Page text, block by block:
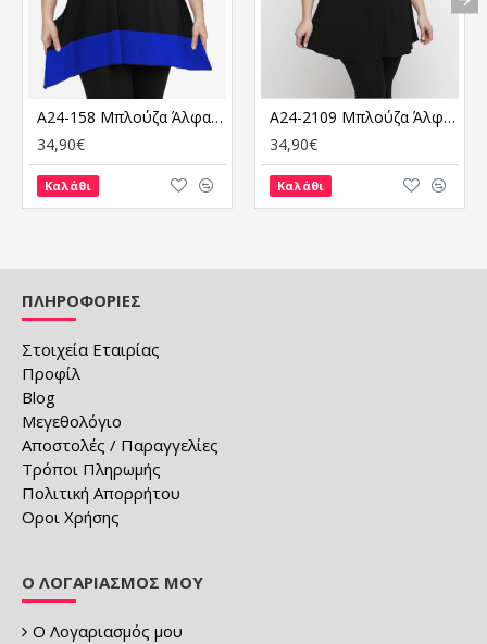
A24-158 Μπλούζα Άλφα με Καρδιά - Μπλε Ρουά
34,90€
Καλάθι
A24-2109 Μπλούζα Άλφα Λούρεξ - Φούξια
34,90€
Καλάθι
ΠΛΗΡΟΦΟΡΙΕΣ
Στοιχεία Εταιρίας
Προφίλ
Blog
Μεγεθολόγιο
Αποστολές / Παραγγελίες
Τρόποι Πληρωμής
Πολιτική Απορρήτου
Οροι Χρήσης
Ο ΛΟΓΑΡΙΑΣΜΌΣ ΜΟΥ
Ο Λογαριασμός μου